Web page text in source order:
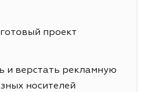
проект
и верстать рекламную
носителей